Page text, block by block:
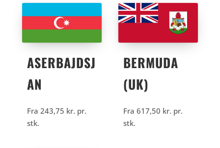
ASERBAJDSJ
AN
Fra 243,75 kr. pr.
stk.
BERMUDA
(UK)
Fra617,50 kr. pr.
stk.